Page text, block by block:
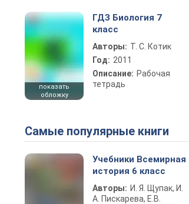
показать
обложку
ГДЗ Биология 7
класс
Авторы: Т. С. Котик
Год: 2011
Описание: Рабочая
тетрадь
Самые популярные книги
Учебники Всемирная
история 6 класс
Авторы: И. Я. Щупак, И.
А. Пискарева, Е.В.